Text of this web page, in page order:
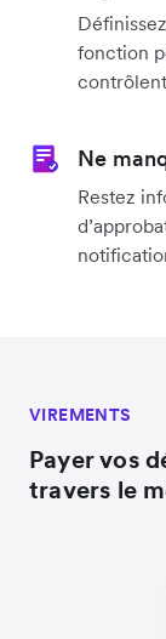
fonction
Ne
Restez
VIREMENTS
Payer vos
travers le